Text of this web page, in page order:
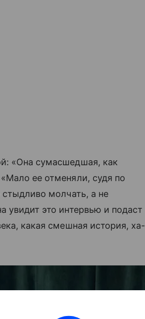
«Она сумасшедшая, как
ее отменяли, судя по
стыдливо молчать, а не
увидит это интервью и подаст
какая смешная история, ха-